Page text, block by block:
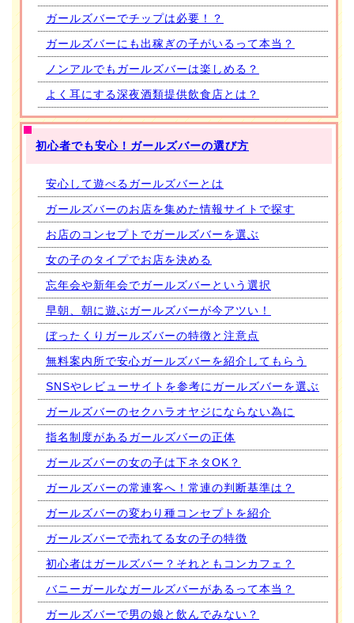
ガールズバーでチップは必要！？
ガールズバーにも出稼ぎの子がいるって本当？
ノンアルでもガールズバーは楽しめる？
よく耳にする深夜酒類提供飲食店とは？
初心者でも安心！ガールズバーの選び方
安心して遊べるガールズバーとは
ガールズバーのお店を集めた情報サイトで探す
お店のコンセプトでガールズバーを選ぶ
女の子のタイプでお店を決める
忘年会や新年会でガールズバーという選択
早朝、朝に遊ぶガールズバーが今アツい！
ぼったくりガールズバーの特徴と注意点
無料案内所で安心ガールズバーを紹介してもらう
SNSやレビューサイトを参考にガールズバーを選ぶ
ガールズバーのセクハラオヤジにならない為に
指名制度があるガールズバーの正体
ガールズバーの女の子は下ネタOK？
ガールズバーの常連客へ！常連の判断基準は？
ガールズバーの変わり種コンセプトを紹介
ガールズバーで売れてる女の子の特徴
初心者はガールズバー？それともコンカフェ？
バニーガールなガールズバーがあるって本当？
ガールズバーで男の娘と飲んでみない？